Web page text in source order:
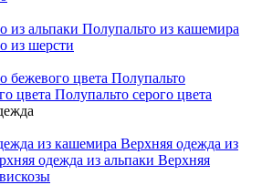
из альпаки Полупальто из кашемира
из шерсти
бежевого цвета Полупальто
цвета Полупальто серого цвета
из кашемира Верхняя одежда из
одежда из альпаки Верхняя